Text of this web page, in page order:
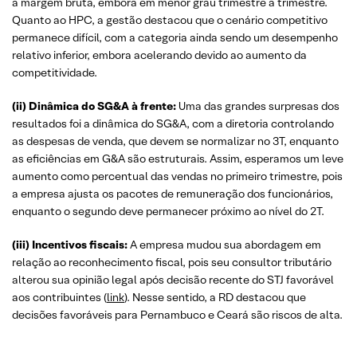
Quanto ao HPC, a gestão destacou que o cenário competitivo
permanece difícil, com a categoria ainda sendo um desempenho
relativo inferior, embora acelerando devido ao aumento da
competitividade.
(ii) Dinâmica do SG&A à frente: Uma das grandes surpresas dos
resultados foi a dinâmica do SG&A, com a diretoria controlando
as despesas de venda, que devem se normalizar no 3T, enquanto
as eficiências em G&A são estruturais. Assim, esperamos um leve
aumento como percentual das vendas no primeiro trimestre, pois
a empresa ajusta os pacotes de remuneração dos funcionários,
enquanto o segundo deve permanecer próximo ao nível do 2T.
(iii) Incentivos fiscais:A empresa mudou sua abordagem em
relação ao reconhecimento fiscal, pois seu consultor tributário
alterou sua opinião legal após decisão recente do STJ favorável
aos contribuintes (link). Nesse sentido, a RD destacou que
decisões favoráveis para Pernambuco e Ceará são riscos de alta.